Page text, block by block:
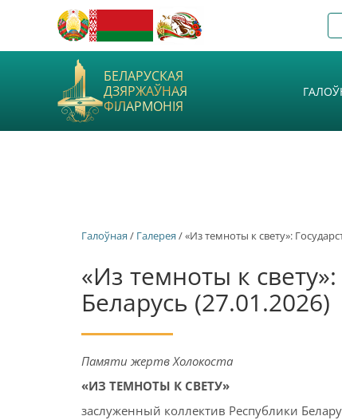
БЕЛАРУСКАЯ
ДЗЯРЖАЎНАЯ
ФІЛАРМОНІЯ
Галоўная / Галерея / «Из темноты к свету»:
«Из темноты к
Беларусь (27.01.2026)
Памяти жертв Холокоста
«ИЗ ТЕМНОТЫ К СВЕТУ»
заслуженный коллектив Республики